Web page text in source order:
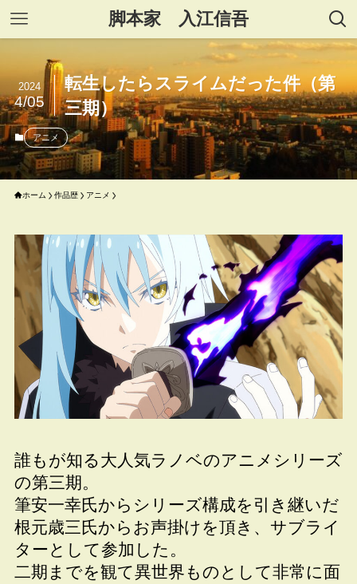
脚本家 入江信吾
転生したらスライムだった件（第
三期）
2024
4/05
アニメ
ホーム 作品歴 アニメ
誰もが知る大人気ラノベのアニメシリーズ
の第三期。
筆安一幸氏からシリーズ構成を引き継いだ
根元歳三氏からお声掛けを頂き、サブライ
ターとして参加した。
二期までを観て異世界ものとして非常に面